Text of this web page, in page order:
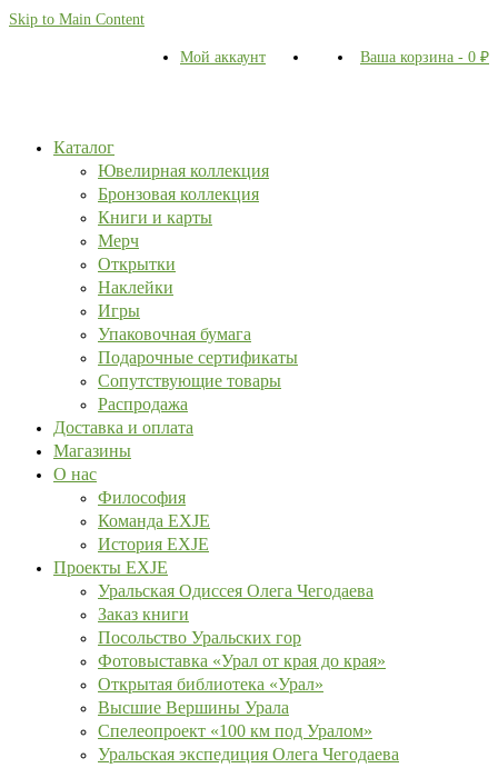
Skip to Main Content
Мой аккаунт Ваша корзина - 0 ₽
Каталог
Ювелирная коллекция
Бронзовая коллекция
Книги и карты
Мерч
Открытки
Наклейки
Игры
Упаковочная бумага
Подарочные сертификаты
Сопутствующие товары
Распродажа
Доставка и оплата
Магазины
О нас
Философия
Команда EXJE
История EXJE
Проекты EXJE
Уральская Одиссея Олега Чегодаева
Заказ книги
Посольство Уральских гор
Фотовыставка «Урал от края до края»
Открытая библиотека «Урал»
Высшие Вершины Урала
Спелеопроект «100 км под Уралом»
Уральская экспедиция Олега Чегодаева